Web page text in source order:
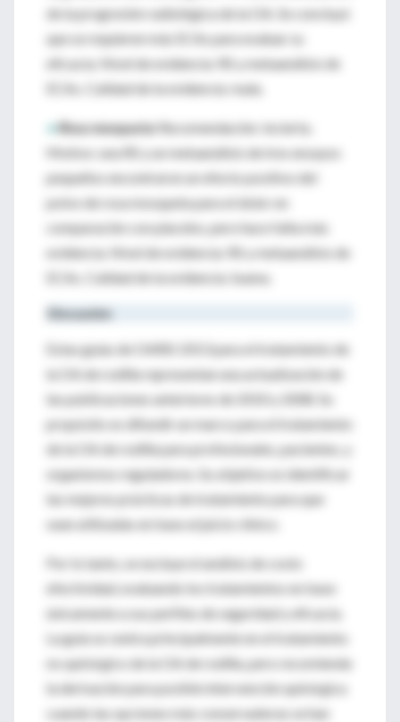
de la progresión radiológica de la OA. Se concluyó
que se requieren más ECAs para evaluar su
eficacia. Nivel de evidencia: RS y metaanálisis de
ECAs. Calidad de la evidencia: mala.
•Rosa mosqueta:Recomendación: incierta.
Motivo: una RS y un metaanálisis de tres ensayos
pequeños encontraron un efecto positivo del
polvo de rosa mosqueta para el dolor en
comparación con placebo, pero hace falta más
evidencia. Nivel de evidencia: RS y metaanálisis de
ECAs. Calidad de la evidencia: buena.
Discusión
Estas guías de OARSI 2013 para el tratamiento de
la OA de rodilla representan una actualización de
las publicaciones anteriores de 2010 y 2008. Su
propósito es difundir un marco para el tratamiento
de la OA de rodilla para profesionales, pacientes, y
organismos reguladores. Su objetivo es identificar
las mejores prácticas de tratamiento para que
sean utilizadas en base al juicio clínico.
Por lo tanto, se excluye el análisis de costo
efectividad, evaluando los tratamientos en base
únicamente a sus perfiles de seguridad y eficacia.
La guía se centra principalmente en el tratamiento
no quirúrgico de la OA de rodilla, pero recomienda
la derivación para posible intervención quirúrgica
cuando las opciones más conservadoras se han